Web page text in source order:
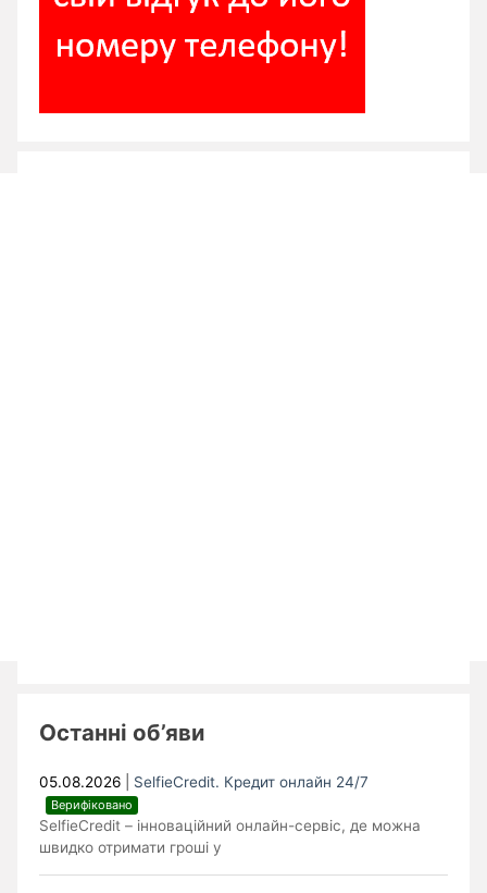
Останні об’яви
05.08.2026 SelfieCredit. Кредит онлайн 24/7
Верифіковано
SelfieCredit – інноваційний онлайн-сервіс, де можна
швидко отримати гроші у